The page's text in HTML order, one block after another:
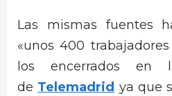
Las mismas fuentes
«unos 400
los encerrados en
de Telemadrid ya que